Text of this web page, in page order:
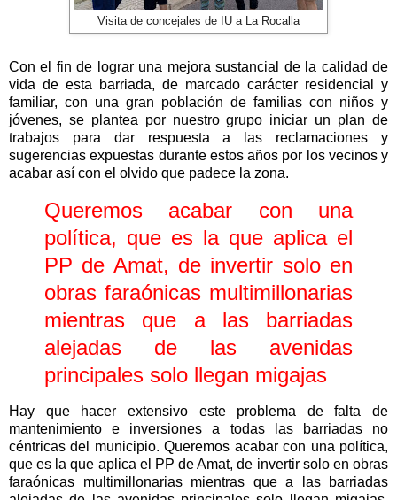
Visita de concejales de IU a La Rocalla
Con el fin de lograr una mejora sustancial de la calidad de
vida de esta barriada, de marcado carácter residencial y
familiar, con una gran población de familias con niños y
jóvenes, se plantea por nuestro grupo iniciar un plan de
trabajos para dar respuesta a las reclamaciones y
sugerencias expuestas durante estos años por los vecinos y
acabar así con el olvido que padece la zona.
Queremos acabar con una
política, que es la que aplica el
PP de Amat, de invertir solo en
obras faraónicas multimillonarias
mientras que a las barriadas
alejadas de las avenidas
principales solo llegan migajas
Hay que hacer extensivo este problema de falta de
mantenimiento e inversiones a todas las barriadas no
céntricas del municipio. Queremos acabar con una política,
que es la que aplica el PP de Amat, de invertir solo en obras
faraónicas multimillonarias mientras que a las barriadas